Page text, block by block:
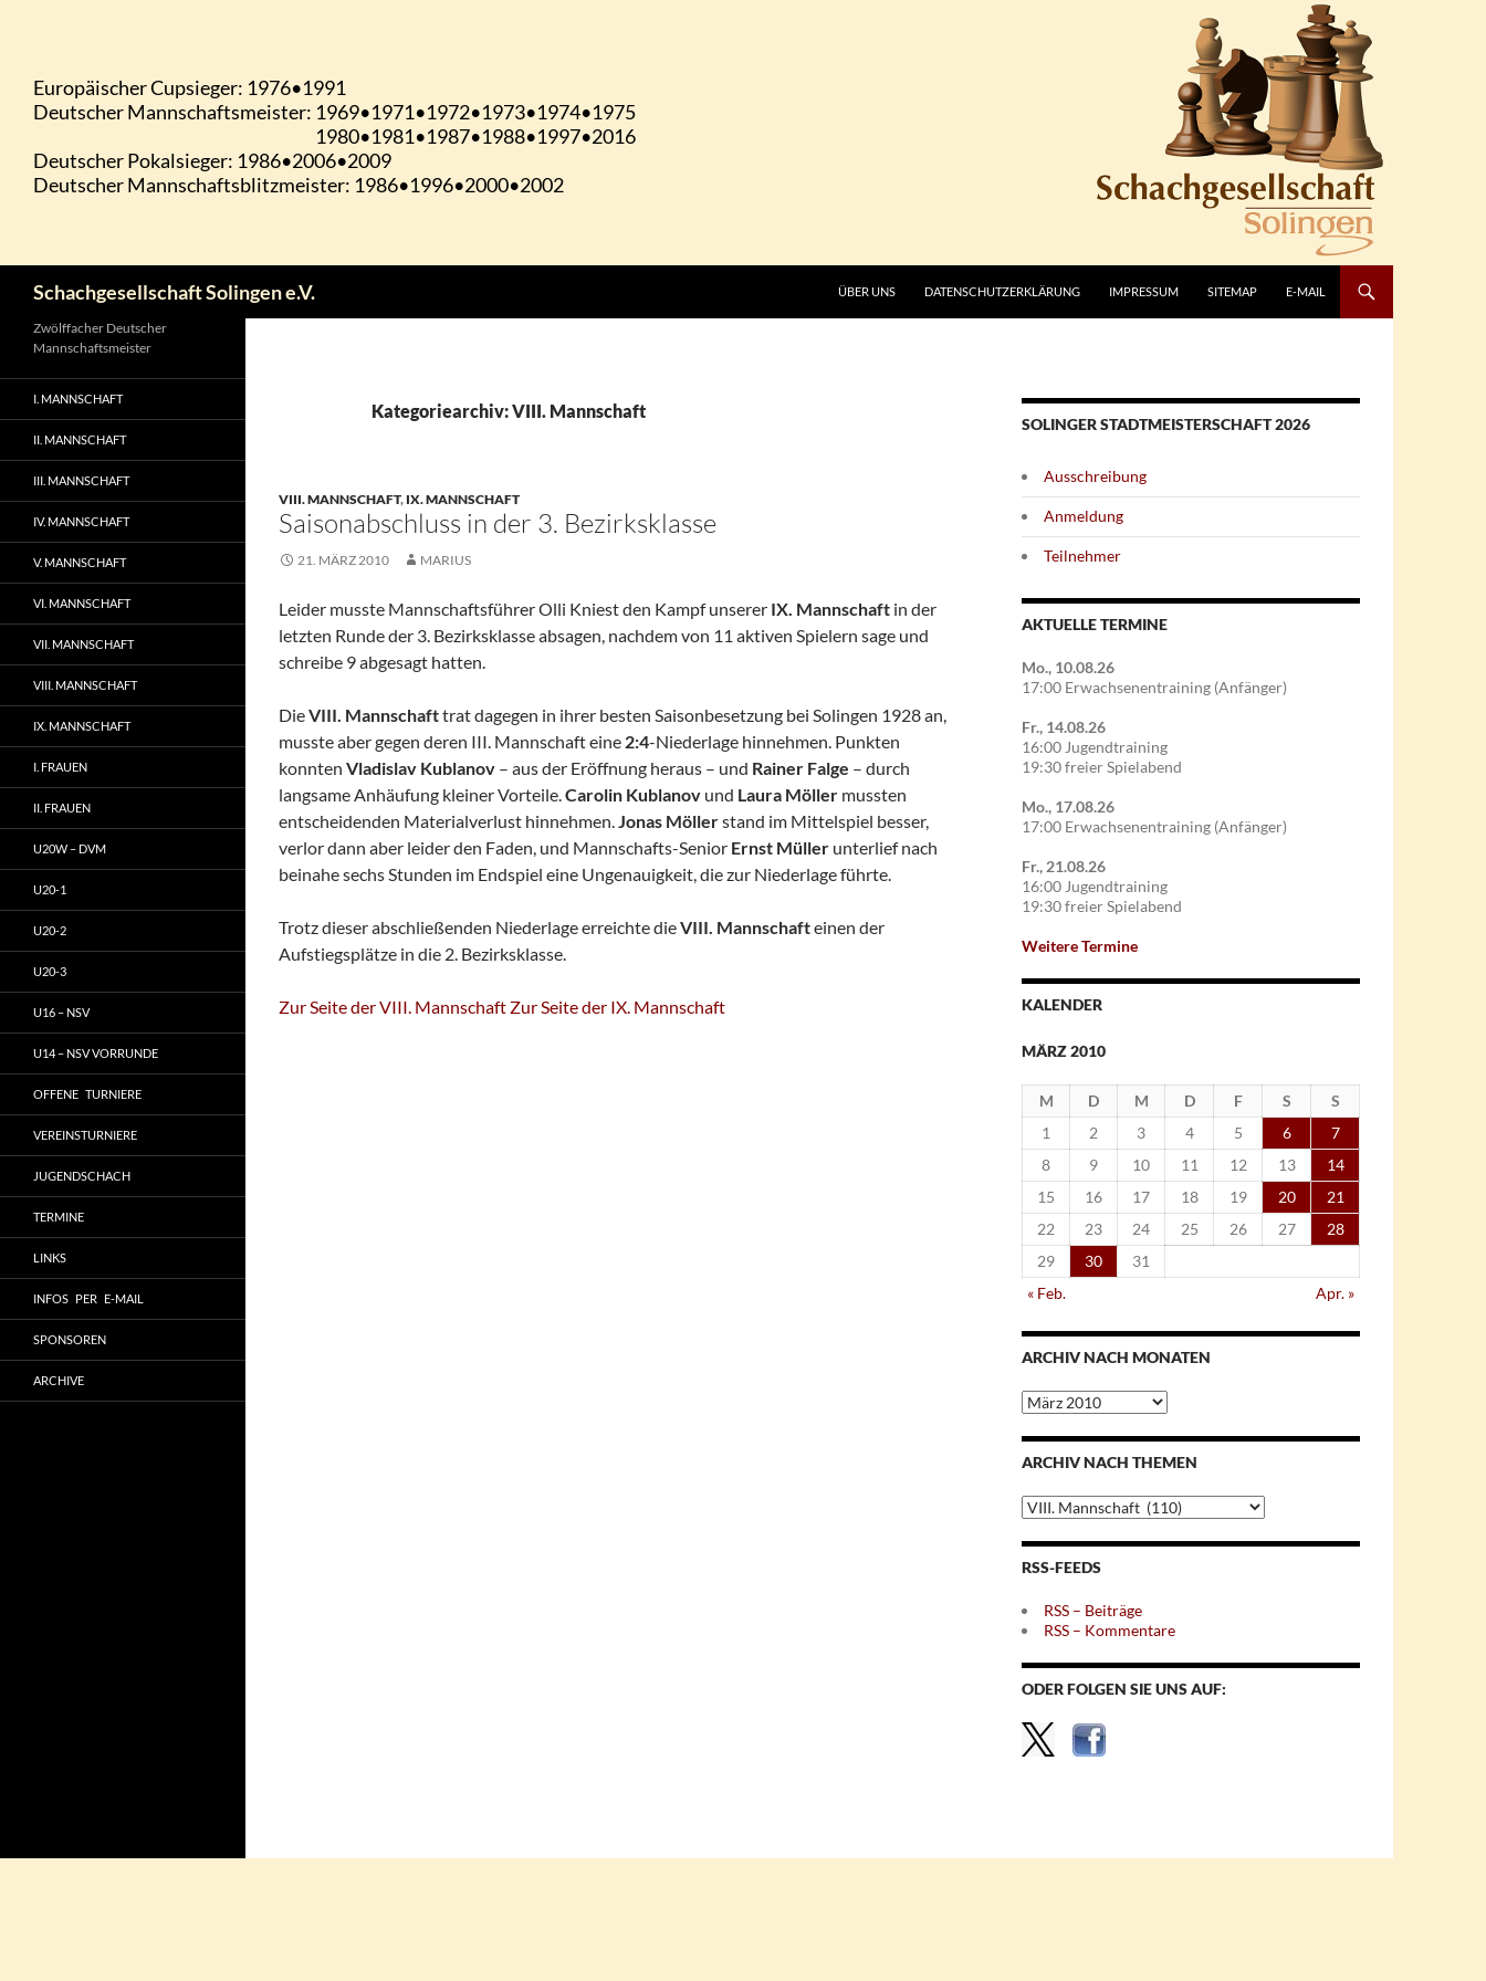
Schachgesellschaft Solingen e.V. ÜBER UNS DATENSCHUTZERKLÄRUNG IMPRESSUM SITEMAP E-MAIL
Kategoriearchiv: VIII. Mannschaft
VIII. MANNSCHAFT, IX. MANNSCHAFT
Saisonabschluss in der 3. Bezirksklasse
21. MÄRZ 2010 MARIUS
Leider musste Mannschaftsführer Olli Kniest den Kampf unserer IX. Mannschaft in der
letzten Runde der 3. Bezirksklasse absagen, nachdem von 11 aktiven Spielern sage und
schreibe 9 abgesagt hatten.
DieVIII. Mannschafttrat dagegen in ihrer besten Saisonbesetzung bei Solingen 1928 an,
musste aber gegen deren III. Mannschaft eine 2:4-Niederlage hinnehmen. Punkten
konnten Vladislav Kublanov – aus der Eröffnung heraus – und Rainer Falge – durch
langsame Anhäufung kleiner Vorteile.Carolin Kublanov und Laura Möller mussten
entscheidenden Materialverlust hinnehmen.Jonas Möllerstand im Mittelspiel besser,
verlor dann aber leider den Faden, und Mannschafts-Senior Ernst Müller unterlief nach
beinahe sechs Stunden im Endspiel eine Ungenauigkeit, die zur Niederlage führte.
Trotz dieser abschließenden Niederlage erreichte dieVIII. Mannschafteinen der
Aufstiegsplätze in die 2. Bezirksklasse.
Zur Seite der VIII. Mannschaft Zur Seite der IX. Mannschaft
SOLINGER STADTMEISTERSCHAFT 2026
Ausschreibung
Anmeldung
Teilnehmer
AKTUELLE TERMINE
Mo., 10.08.26
17:00 Erwachsenentraining (Anfänger)
Fr., 14.08.26
16:00 Jugendtraining
19:30 freier Spielabend
Mo., 17.08.26
17:00 Erwachsenentraining (Anfänger)
Fr., 21.08.26
16:00 Jugendtraining
19:30 freier Spielabend
Weitere Termine
KALENDER
MÄRZ 2010
M D M D F S
S
1
2 3 4 5 6
7
8
9 10 11 12 13
14
15
16 17 18 19 20
21
22
23 24 25 26 27
28
29
30
31
« Feb.
Apr. »
ARCHIV NACH MONATEN
Archiv
nach
Monaten
ARCHIV NACH THEMEN
Archiv
nach
Themen
RSS-FEEDS
RSS – Beiträge
RSS – Kommentare
ODER FOLGEN SIE UNS AUF:
Zwölffacher Deutscher
Mannschaftsmeister
I. MANNSCHAFT
II. MANNSCHAFT
III. MANNSCHAFT
IV. MANNSCHAFT
V. MANNSCHAFT
VI. MANNSCHAFT
VII. MANNSCHAFT
VIII. MANNSCHAFT
IX. MANNSCHAFT
I. FRAUEN
II. FRAUEN
U20W – DVM
U20-1
U20-2
U20-3
U16 – NSV
U14 – NSV VORRUNDE
OFFENE TURNIERE
VEREINSTURNIERE
JUGENDSCHACH
TERMINE
LINKS
INFOS PER E-MAIL
SPONSOREN
ARCHIVE